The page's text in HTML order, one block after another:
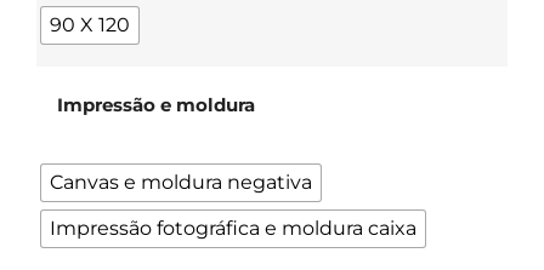
90 X 120
Impressão e moldura
Canvas e moldura negativa
Impressão fotográfica e moldura caixa